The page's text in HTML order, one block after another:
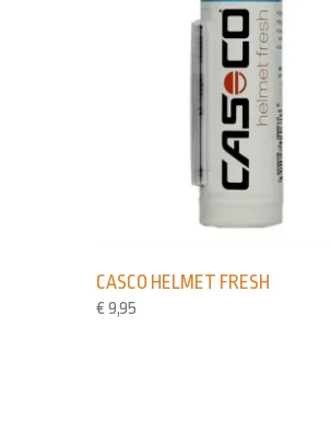
CASCO HELMET FRESH
€ 9,95